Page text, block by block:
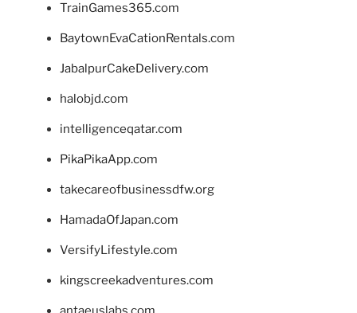
TrainGames365.com
BaytownEvaCationRentals.com
JabalpurCakeDelivery.com
halobjd.com
intelligenceqatar.com
PikaPikaApp.com
takecareofbusinessdfw.org
HamadaOfJapan.com
VersifyLifestyle.com
kingscreekadventures.com